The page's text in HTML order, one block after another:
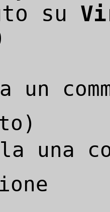
su
un
una